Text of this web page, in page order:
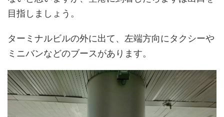
目指しましょう。
ターミナルビルの外に出て、左端方向にタクシーや
ミニバンなどのブースがあります。